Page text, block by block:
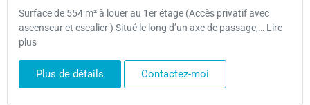
Surface de 554 m² à louer au 1er étage (Accès privatif avec
ascenseur et escalier ) Situé le long d’un axe de passage,… Lire
plus
Plus de détails Contactez-moi